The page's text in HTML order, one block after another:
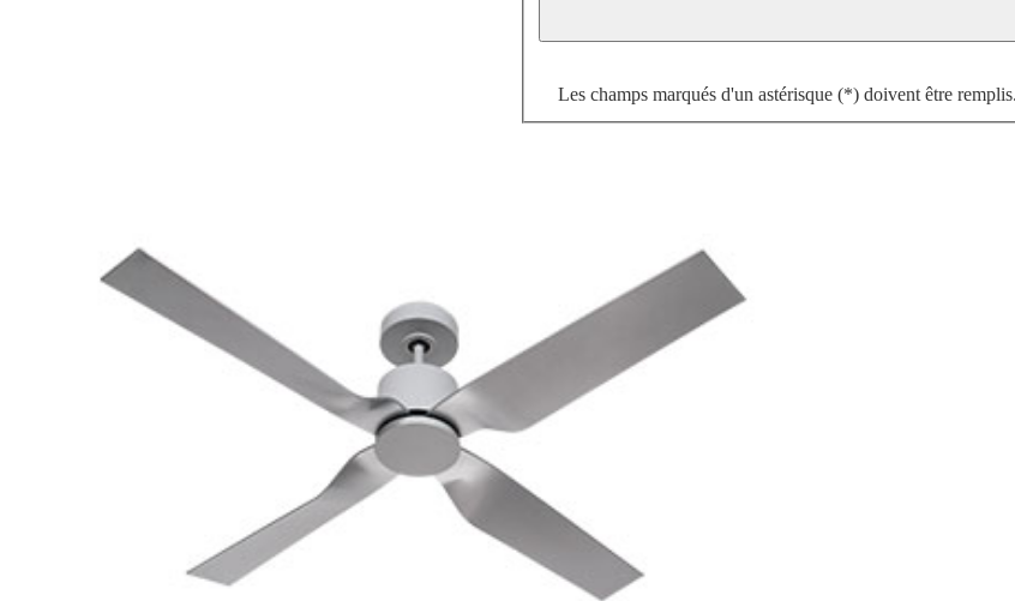
Les champs marqués d'un astérisque (*) doivent être remplis.